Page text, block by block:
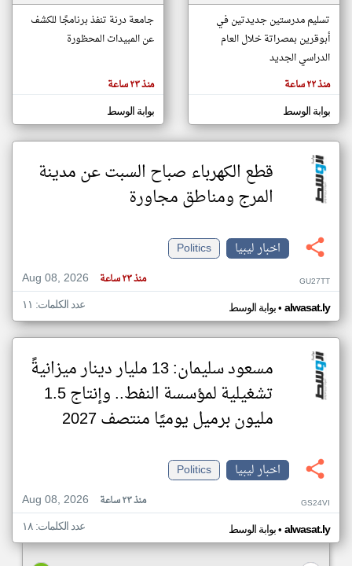
مصادر الأخبار من ليبيا
اخبار ليبيا على مدار الساعة
أهم اخبار ليبيا العاجلة والمباشرة
المقالات
الموجوده
هنا عن
وجهة
نظر
كاتبيها.
تسليم مدرستين جديدتين في
أبوقرين بمصراتة خلال العام
الدراسي الجديد
منذ ٢٢ ساعة
بوابة الوسط
جامعة درنة تنفذ برنامجًا للكشف
عن المبيدات المحظورة
منذ ٢٣ ساعة
بوابة الوسط
قطع الكهرباء صباح السبت عن مدينة
المرج ومناطق مجاورة
اخبار ليبيا
Politics
Aug 08, 2026
منذ ٢٣ ساعة GU27TT
بوابة الوسط• alwasat.ly عدد الكلمات: ١١
مسعود سليمان: 13 مليار دينار ميزانيةً
تشغيلية لمؤسسة النفط.. وإنتاج 1.5
مليون برميل يوميًا منتصف 2027
اخبار ليبيا
Politics
Aug 08, 2026
منذ ٢٣ ساعة GS24VI
بوابة الوسط• alwasat.ly عدد الكلمات: ١٨
klyoum.com